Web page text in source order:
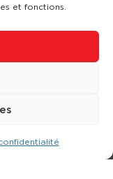
et fonctions.